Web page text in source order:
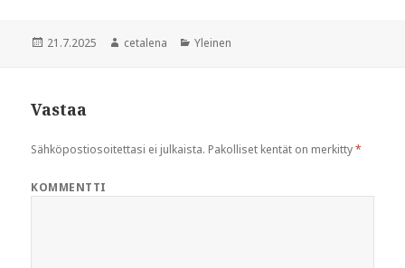
Julkaistu
21.7.2025 Kirjoittaja
cetalena Kategoriat
Yleinen
Vastaa
Sähköpostiosoitettasi ei julkaista. Pakolliset kentät on merkitty*
KOMMENTTI